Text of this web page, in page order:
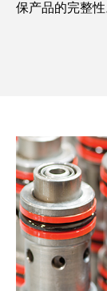
保产品的完整性